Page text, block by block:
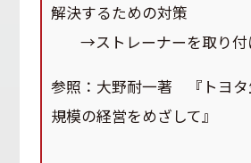
解決するための対策
→ストレーナーを取り付
参照：大野耐一著 『トヨタ
規模の経営をめざして』